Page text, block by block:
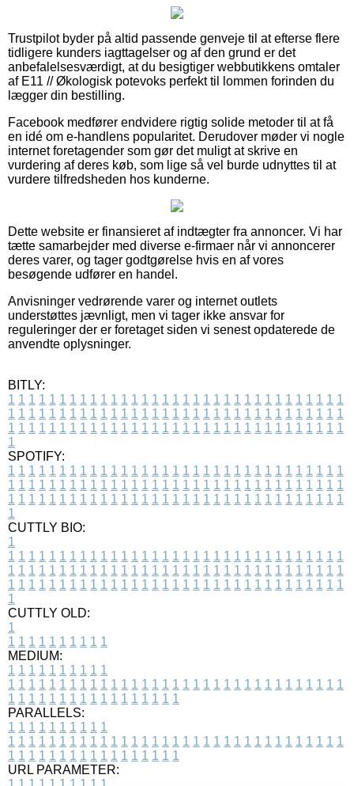
Trustpilot byder på altid passende genveje til at efterse flere
tidligere kunders iagttagelser og af den grund er det
anbefalelsesværdigt, at du besigtiger webbutikkens omtaler
af E11 // Økologisk potevoks perfekt til lommen forinden du
lægger din bestilling.
Facebook medfører endvidere rigtig solide metoder til at få
en idé om e-handlens popularitet. Derudover møder vi nogle
internet foretagender som gør det muligt at skrive en
vurdering af deres køb, som lige så vel burde udnyttes til at
vurdere tilfredsheden hos kunderne.
Dette website er finansieret af indtægter fra annoncer. Vi har
tætte samarbejder med diverse e-firmaer når vi annoncerer
deres varer, og tager godtgørelse hvis en af vores
besøgende udfører en handel.
Anvisninger vedrørende varer og internet outlets
understøttes jævnligt, men vi tager ikke ansvar for
reguleringer der er foretaget siden vi senest opdaterede de
anvendte oplysninger.
BITLY:
1 1 1 1 1 1 1 1 1 1 1 1 1 1 1 1 1 1 1 1 1 1 1 1 1 1 1 1 1 1 1 1 1
1 1 1 1 1 1 1 1 1 1 1 1 1 1 1 1 1 1 1 1 1 1 1 1 1 1 1 1 1 1 1 1 1
1 1 1 1 1 1 1 1 1 1 1 1 1 1 1 1 1 1 1 1 1 1 1 1 1 1 1 1 1 1 1 1 1
1
SPOTIFY:
1 1 1 1 1 1 1 1 1 1 1 1 1 1 1 1 1 1 1 1 1 1 1 1 1 1 1 1 1 1 1 1 1
1 1 1 1 1 1 1 1 1 1 1 1 1 1 1 1 1 1 1 1 1 1 1 1 1 1 1 1 1 1 1 1 1
1 1 1 1 1 1 1 1 1 1 1 1 1 1 1 1 1 1 1 1 1 1 1 1 1 1 1 1 1 1 1 1 1
1
CUTTLY BIO:
1
1 1 1 1 1 1 1 1 1 1 1 1 1 1 1 1 1 1 1 1 1 1 1 1 1 1 1 1 1 1 1 1 1
1 1 1 1 1 1 1 1 1 1 1 1 1 1 1 1 1 1 1 1 1 1 1 1 1 1 1 1 1 1 1 1 1
1 1 1 1 1 1 1 1 1 1 1 1 1 1 1 1 1 1 1 1 1 1 1 1 1 1 1 1 1 1 1 1 1
1
CUTTLY OLD:
1
1 1 1 1 1 1 1 1 1 1
MEDIUM:
1 1 1 1 1 1 1 1 1 1
1 1 1 1 1 1 1 1 1 1 1 1 1 1 1 1 1 1 1 1 1 1 1 1 1 1 1 1 1 1 1 1 1
1 1 1 1 1 1 1 1 1 1 1 1 1 1 1 1 1
PARALLELS:
1 1 1 1 1 1 1 1 1 1
1 1 1 1 1 1 1 1 1 1 1 1 1 1 1 1 1 1 1 1 1 1 1 1 1 1 1 1 1 1 1 1 1
1 1 1 1 1 1 1 1 1 1 1 1 1 1 1 1 1
URL PARAMETER: